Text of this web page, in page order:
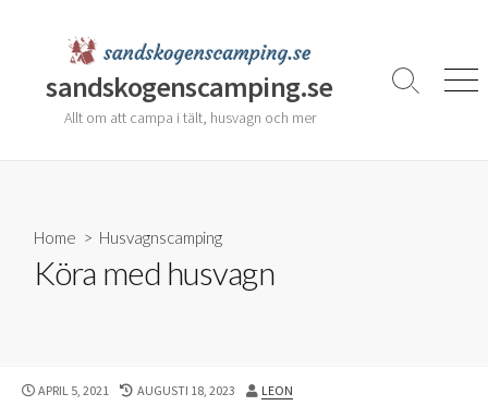
sandskogenscamping.se
Allt om att campa i tält, husvagn och mer
Search
Home > Husvagnscamping
Köra med husvagn
PUBLISHED
APRIL 5, 2021
LAST
AUGUSTI 18, 2023 AUTHOR
LEON